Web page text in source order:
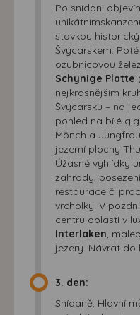
Po snídani
stovkou
Švýcarskem.
ozubnicovou
Schynige Platte
nejkrásnějším
Švýcarsku – na
pohled na bílé
Mönch a
jezerní plochy
Úžasné vyhlídky
zahrady,
restaurace či
vrcholky. V
centru oblasti v
Interlaken ,
jezery. Návrat do
3. den:
Snídaně. Hlavní